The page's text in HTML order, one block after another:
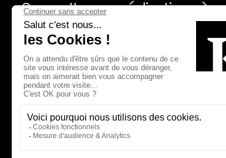
Soumettre une réalisation
Page Facebook de Kollectif
Page Instagram de Kollectif
Page Linkedin de Kollectif
Partenaires